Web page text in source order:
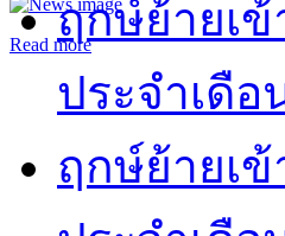
Read moreฤกษ์ย้ายเ
ประจำเดือ
ฤกษ์ย้ายเ